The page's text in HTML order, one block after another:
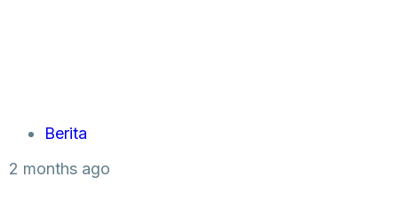
Berita
2 months ago